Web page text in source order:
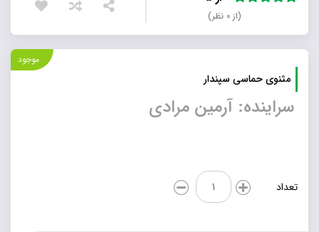
(از ۰ نظر)
موجود
مثنوی حماسی سپندار
سراینده: آرمین مرادی
تعداد
مثنوی
حماسی
سپندار